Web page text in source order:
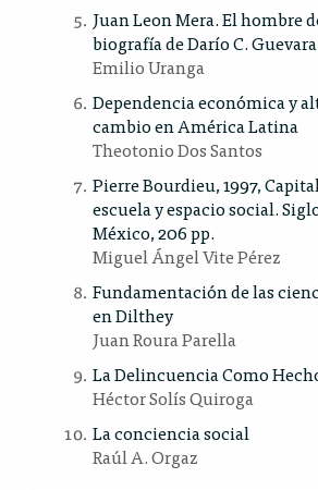
Juan Leon Mera. El hombre
biografía de Darío C. Guevara
Emilio Uranga
Dependencia económica y
cambio en América Latina
Theotonio Dos Santos
Pierre Bourdieu, 1997,
escuela y espacio social.
México, 206 pp.
Miguel Ángel Vite Pérez
Fundamentación de las
en Dilthey
Juan Roura Parella
La Delincuencia Como
Héctor Solís Quiroga
La conciencia social
Raúl A. Orgaz